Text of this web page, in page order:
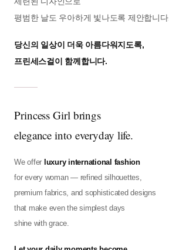
평범한 날도 우아하게 빛나도록 제안합니다.
당신의 일상이 더욱 아름다워지도록,
프린세스걸이 함께합니다.
Princess Girl brings
elegance into everyday life.
We offer luxury international fashion
for every woman — refined silhouettes,
premium fabrics, and sophisticated designs
that make even the simplest days
shine with grace.